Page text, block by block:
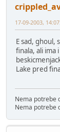
17-09-2003,
E sad, ghoul,
finala, ali ima
Lake pred
Nema potrebe
Nema potrebe